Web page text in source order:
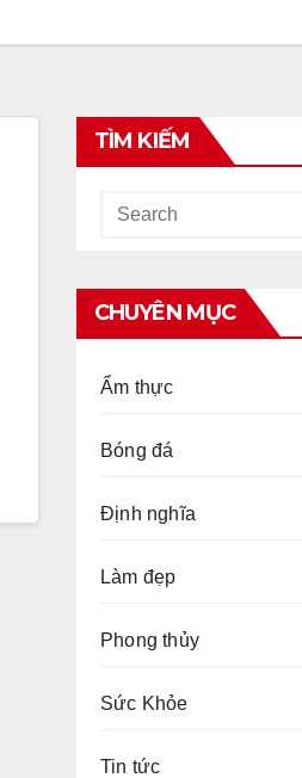
TÌM KIẾM
CHUYÊN MỤC
Ẩm thực
Bóng đá
Định nghĩa
Làm đẹp
Phong thủy
Sức Khỏe
Tin tức